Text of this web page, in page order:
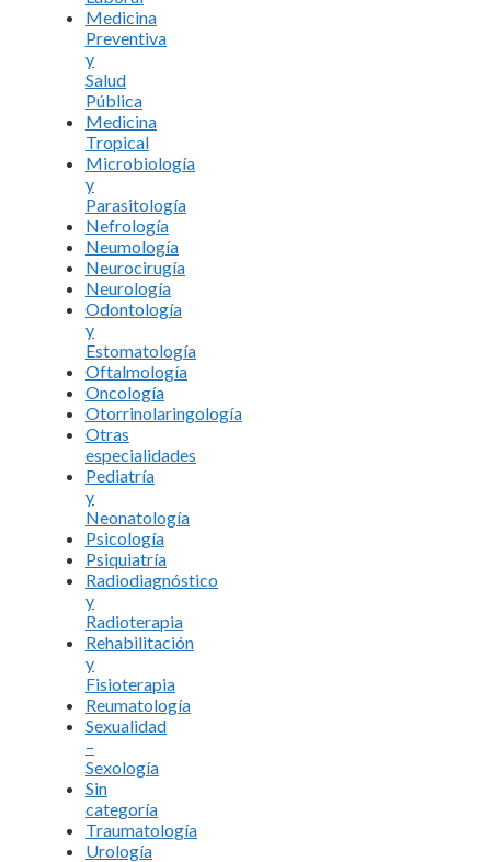
Medicina
Preventiva
y
Salud
Pública
Medicina
Tropical
Microbiología
y
Parasitología
Nefrología
Neumología
Neurocirugía
Neurología
Odontología
y
Estomatología
Oftalmología
Oncología
Otorrinolaringología
Otras
especialidades
Pediatría
y
Neonatología
Psicología
Psiquiatría
Radiodiagnóstico
y
Radioterapia
Rehabilitación
y
Fisioterapia
Reumatología
Sexualidad
–
Sexología
Sin
categoría
Traumatología
Urología